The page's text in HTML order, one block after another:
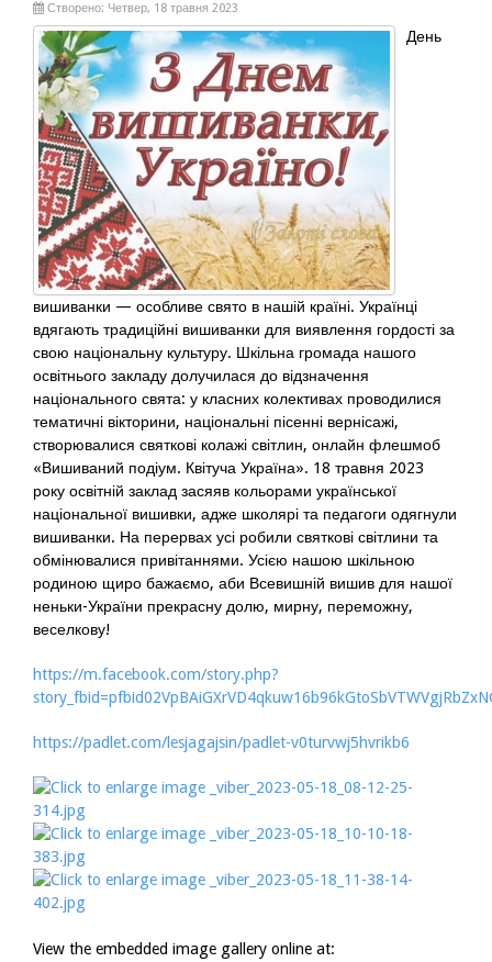
Створено: Четвер, 18 травня 2023
День
вишиванки — особливе свято в нашій країні. Українці
вдягають традиційні вишиванки для виявлення гордості за
свою національну культуру. Шкільна громада нашого
освітнього закладу долучилася до відзначення
національного свята: у класних колективах проводилися
тематичні вікторини, національні пісенні вернісажі,
створювалися святкові колажі світлин, онлайн флешмоб
«Вишиваний подіум. Квітуча Україна». 18 травня 2023
року освітній заклад засяяв кольорами української
національної вишивки, адже школярі та педагоги одягнули
вишиванки. На перервах усі робили святкові світлини та
обмінювалися привітаннями. Усією нашою шкільною
родиною щиро бажаємо, аби Всевишній вишив для нашої
неньки-України прекрасну долю, мирну, переможну,
веселкову!
https://m.facebook.com/story.php?
https://padlet.com/lesjagajsin/padlet-v0turvwj5hvrikb6
View the embedded image gallery online at: